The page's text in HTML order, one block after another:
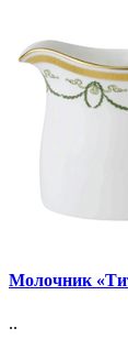
Молочник
..